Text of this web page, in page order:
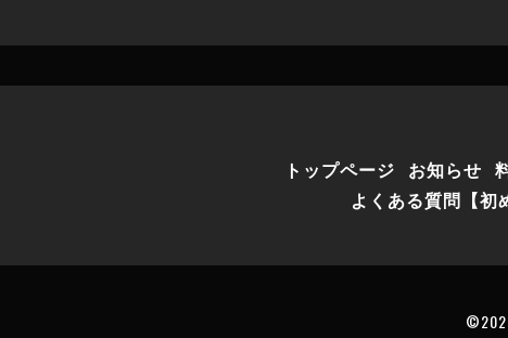
トップページ お知らせ
よくある質問【初